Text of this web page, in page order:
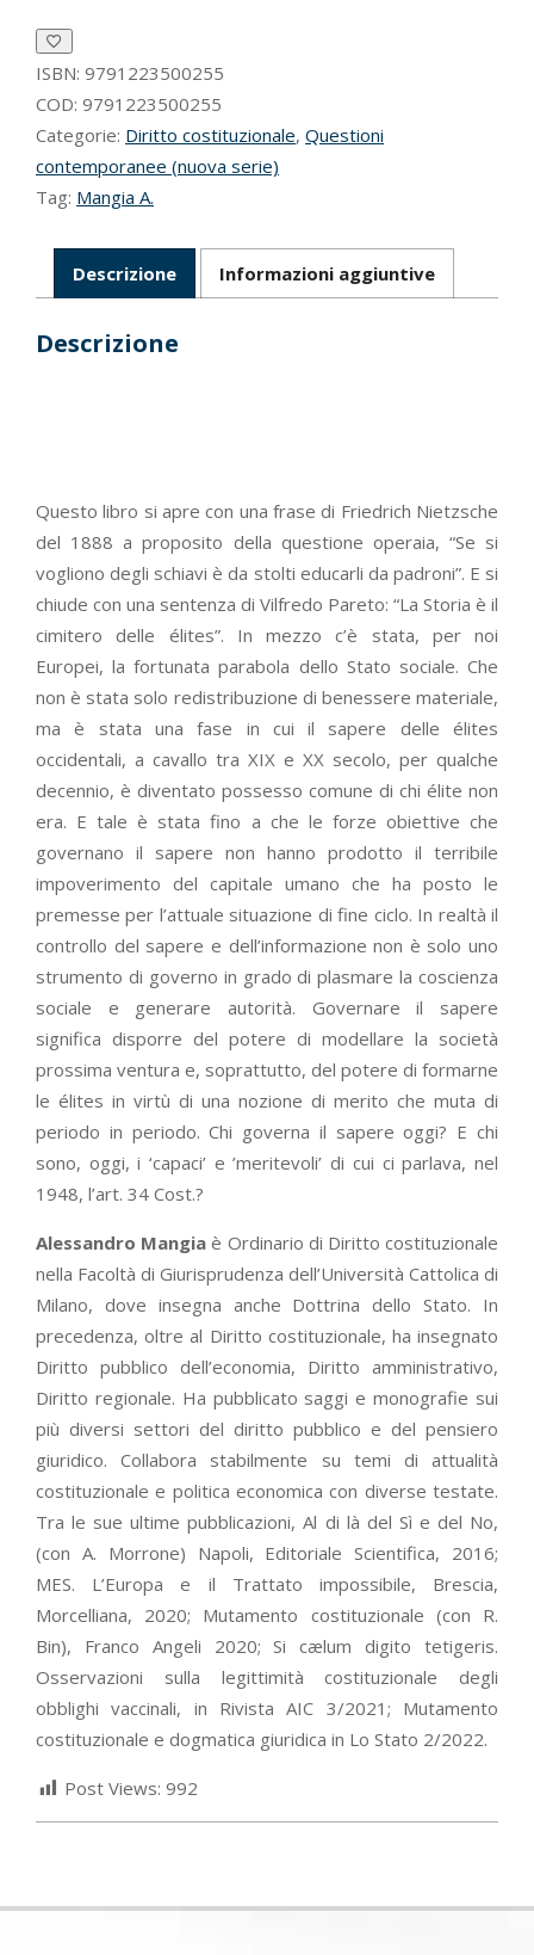
ISBN: 9791223500255
COD: 9791223500255
Categorie: Diritto costituzionale, Questioni
contemporanee (nuova serie)
Tag: Mangia A.
Descrizione Informazioni aggiuntive
Descrizione
Questo libro si apre con una frase di Friedrich Nietzsche
del 1888 a proposito della questione operaia, “Se si
vogliono degli schiavi è da stolti educarli da padroni”. E si
chiude con una sentenza di Vilfredo Pareto: “La Storia è il
cimitero delle élites”. In mezzo c’è stata, per noi
Europei, la fortunata parabola dello Stato sociale. Che
non è stata solo redistribuzione di benessere materiale,
ma è stata una fase in cui il sapere delle élites
occidentali, a cavallo tra XIX e XX secolo, per qualche
decennio, è diventato possesso comune di chi élite non
era. E tale è stata fino a che le forze obiettive che
governano il sapere non hanno prodotto il terribile
impoverimento del capitale umano che ha posto le
premesse per l’attuale situazione di fine ciclo. In realtà il
controllo del sapere e dell’informazione non è solo uno
strumento di governo in grado di plasmare la coscienza
sociale e generare autorità. Governare il sapere
significa disporre del potere di modellare la società
prossima ventura e, soprattutto, del potere di formarne
le élites in virtù di una nozione di merito che muta di
periodo in periodo. Chi governa il sapere oggi? E chi
sono, oggi, i ‘capaci’ e ’meritevoli’ di cui ci parlava, nel
1948, l’art. 34 Cost.?
Alessandro Mangia è Ordinario di Diritto costituzionale
nella Facoltà di Giurisprudenza dell’Università Cattolica di
Milano, dove insegna anche Dottrina dello Stato. In
precedenza, oltre al Diritto costituzionale, ha insegnato
Diritto pubblico dell’economia, Diritto amministrativo,
Diritto regionale. Ha pubblicato saggi e monografie sui
più diversi settori del diritto pubblico e del pensiero
giuridico. Collabora stabilmente su temi di attualità
costituzionale e politica economica con diverse testate.
Tra le sue ultime pubblicazioni, Al di là del Sì e del No,
(con A. Morrone) Napoli, Editoriale Scientifica, 2016;
MES. L’Europa e il Trattato impossibile, Brescia,
Morcelliana, 2020; Mutamento costituzionale (con R.
Bin), Franco Angeli 2020; Si cælum digito tetigeris.
Osservazioni sulla legittimità costituzionale degli
obblighi vaccinali, in Rivista AIC 3/2021; Mutamento
costituzionale e dogmatica giuridica in Lo Stato 2/2022.
Post Views: 992